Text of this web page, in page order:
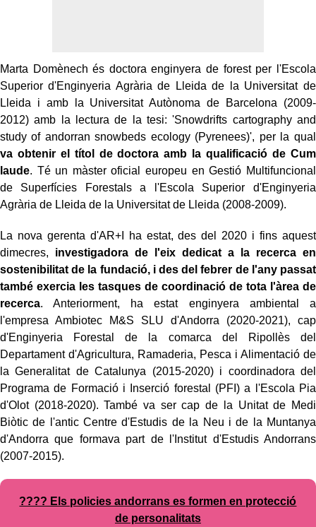
Marta Domènech és doctora enginyera de forest per l'Escola
Superior d'Enginyeria Agrària de Lleida de la Universitat de
Lleida i amb la Universitat Autònoma de Barcelona (2009-
2012) amb la lectura de la tesi: 'Snowdrifts cartography and
study of andorran snowbeds ecology (Pyrenees)', per la qual
va obtenir el títol de doctora amb la qualificació de Cum
laude. Té un màster oficial europeu en Gestió Multifuncional
de Superfícies Forestals a l'Escola Superior d'Enginyeria
Agrària de Lleida de la Universitat de Lleida (2008-2009).
La nova gerenta d'AR+I ha estat, des del 2020 i fins aquest
dimecres, investigadora de l'eix dedicat a la recerca en
sostenibilitat de la fundació, i des del febrer de l'any passat
també exercia les tasques de coordinació de tota l'àrea de
recerca. Anteriorment, ha estat enginyera ambiental a
l'empresa Ambiotec M&S SLU d'Andorra (2020-2021), cap
d'Enginyeria Forestal de la comarca del Ripollès del
Departament d'Agricultura, Ramaderia, Pesca i Alimentació de
la Generalitat de Catalunya (2015-2020) i coordinadora del
Programa de Formació i Inserció forestal (PFI) a l'Escola Pia
d'Olot (2018-2020). També va ser cap de la Unitat de Medi
Biòtic de l'antic Centre d'Estudis de la Neu i de la Muntanya
d'Andorra que formava part de l'Institut d'Estudis Andorrans
(2007-2015).
???? Els policies andorrans es formen en protecció
de personalitats